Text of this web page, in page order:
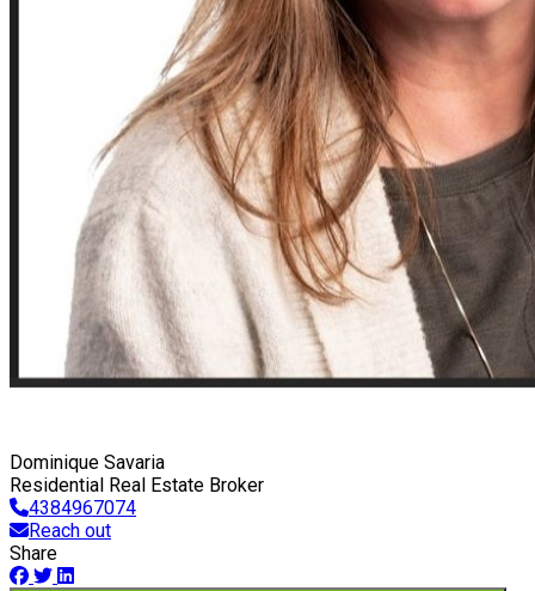
Dominique Savaria
Residential Real Estate Broker
4384967074
Reach out
Share